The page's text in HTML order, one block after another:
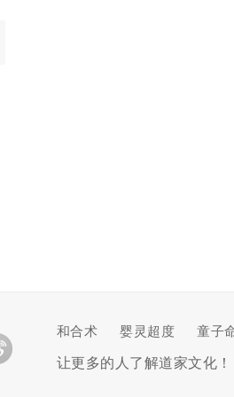
和合术 婴灵超度 童子
让更多的人了解道家文化！